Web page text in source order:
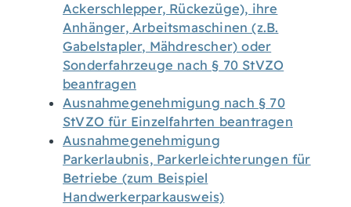
Ackerschlepper, Rückezüge), ihre
Anhänger, Arbeitsmaschinen (z.B.
Gabelstapler, Mähdrescher) oder
Sonderfahrzeuge nach § 70 StVZO
beantragen
Ausnahmegenehmigung nach § 70
StVZO für Einzelfahrten beantragen
Ausnahmegenehmigung
Parkerlaubnis, Parkerleichterungen für
Betriebe (zum Beispiel
Handwerkerparkausweis)